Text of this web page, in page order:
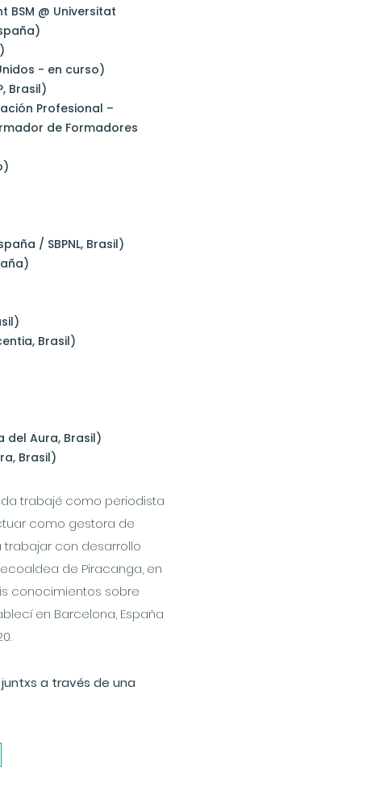
@ Universitat
)
- en curso)
Brasil)
Profesional –
de Formadores
/ SBPNL, Brasil)
Brasil)
del Aura, Brasil)
Brasil)
trabajé como periodista
como gestora de
trabajar con desarrollo
de Piracanga, en
conocimientos sobre
en Barcelona, España
a través de una